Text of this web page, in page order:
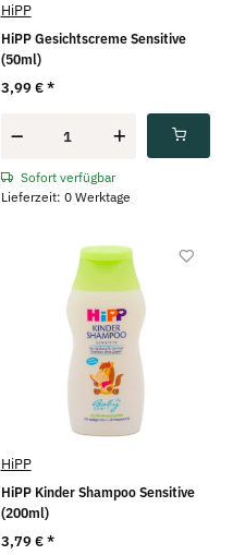
HiPP
HiPP Gesichtscreme Sensitive
(50ml)
3,99 €*
Sofort verfügbar
Lieferzeit: 0 Werktage
HiPP
HiPP Kinder Shampoo Sensitive
(200ml)
3,79 €*